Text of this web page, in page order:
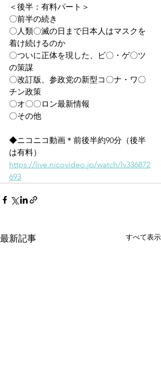
＜後半：有料パート＞
〇前半の続き
〇人類〇滅の日まで日本人はマスクを
着け続けるのか
〇ついに正体を現した、ビ〇・ゲ〇ツ
の策謀
〇改訂版、参政党の新型コ〇ナ・ワ〇
チン政策
〇オ〇〇ロン最新情報
〇その他
◆ニコニコ動画＊前後半約90分（後半
は有料）
https://live.nicovideo.jp/watch/lv336872
693
最新記事 すべて表示